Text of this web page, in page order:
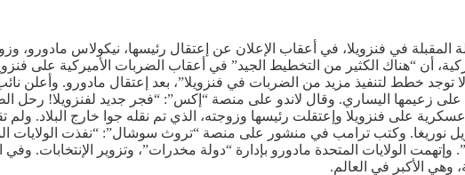
في فنزويلا، في أعقاب الإعلان عن إعتقال رئيسها، نيكولاس مادورو،
أن “هناك الكثير من التخطيط الجيد” في أعقاب الضربات الأميركية على
توجد خطط لتنفيذ مزيد من الضربات في فنزويلا”، بعد إعتقال مادورو. وأعلن
على زعيمها اليساري. وقال لاندو على منصة “إكس”: “فجر جديد لفنزويلا!
‌على فنزويلا وإعتقلت رئيسها وزوجته، الذي تم نقله جوا خارج البلاد. ولم
زعيمها العسكري، مانويل نوريغا. وكتب ترامب في منشور على منصة “تروث سوشال”: “نفذت
وإتهمت الولايات المتحدة مادورو بإدارة “دولة مخدرات”، وتزوير الإنتخابات.